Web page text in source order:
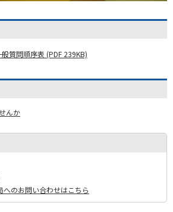
質問順序表 (PDF 239KB)
んか
へのお問い合わせはこちら